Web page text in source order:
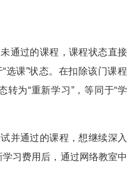
通过的课程，课程状态直接
选课”状态。在扣除该门课程
转为“重新学习”，等同于“学
并通过的课程，想继续深入
习费用后，通过网络教室中